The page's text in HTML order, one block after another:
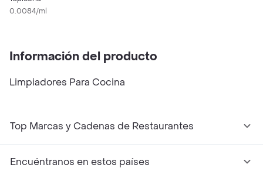
0.0084/ml
Información del producto
Limpiadores Para Cocina
Top Marcas y Cadenas de Restaurantes
Encuéntranos en estos países